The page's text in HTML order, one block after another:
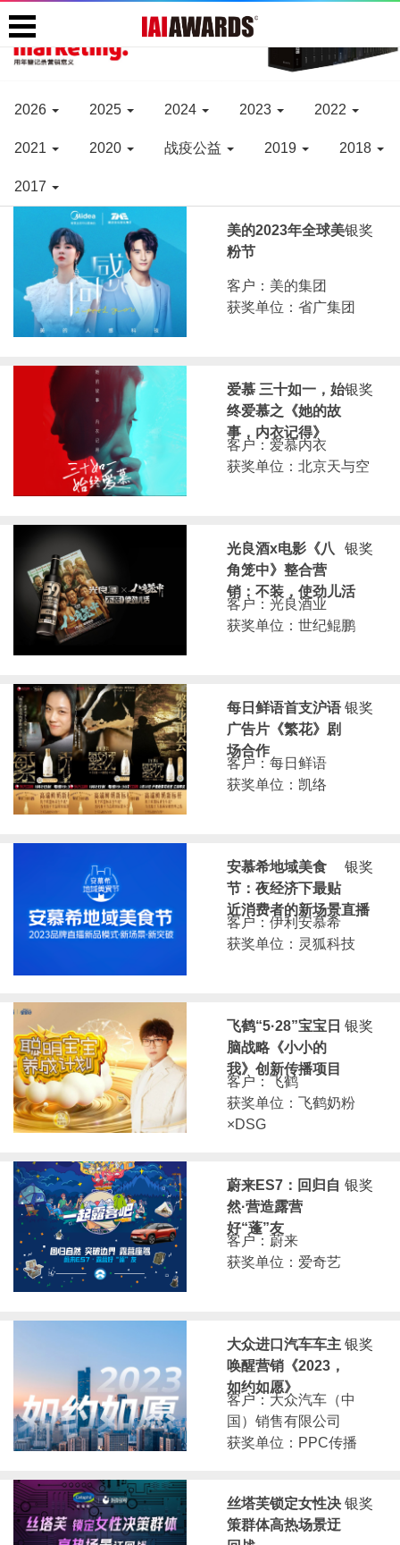
2026 2025 2024 2023 2022
2021 2020 战疫公益 2019 2018
2017
银奖
美的2023年全球美
粉节
客户：美的集团
获奖单位：省广集团
银奖
爱慕 三十如一，始
终爱慕之《她的故
事，内衣记得》
客户：爱慕内衣
获奖单位：北京天与空
银奖
光良酒x电影《八
角笼中》整合营
销：不装，使劲儿活
客户：光良酒业
获奖单位：世纪鲲鹏
银奖
每日鲜语首支沪语
广告片《繁花》剧
场合作
客户：每日鲜语
获奖单位：凯络
银奖
安慕希地域美食
节：夜经济下最贴
近消费者的新场景直播
客户：伊利安慕希
获奖单位：灵狐科技
银奖
飞鹤“5·28”宝宝日
脑战略《小小的
我》创新传播项目
客户：飞鹤
获奖单位：飞鹤奶粉
×DSG
银奖
蔚来ES7：回归自
然·营造露营
好“蓬”友
客户：蔚来
获奖单位：爱奇艺
银奖
大众进口汽车车主
唤醒营销《2023，
如约如愿》
客户：大众汽车（中
国）销售有限公司
获奖单位：PPC传播
银奖
丝塔芙锁定女性决
策群体高热场景迂